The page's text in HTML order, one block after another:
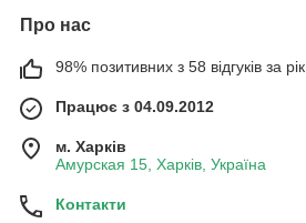
Про нас
98% позитивних з 58 відгуків за рік
Працює з 04.09.2012
м. Харків
Амурская 15, Харків, Україна
Контакти